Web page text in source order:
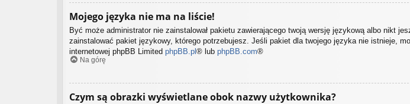
Mojego języka nie ma na liście!
Być może administrator nie zainstalował pakietu zawierającego twoją wersję językową albo nikt
zainstalować pakiet językowy, którego potrzebujesz. Jeśli pakiet dla twojego języka nie istnieje,
internetowej phpBB Limited phpBB.pl ® lub phpBB.com®
Na górę
Czym są obrazki wyświetlane obok nazwy użytkownika?